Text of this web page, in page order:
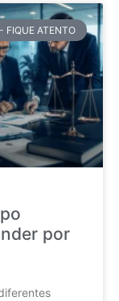
FIQUE ATENTO
por